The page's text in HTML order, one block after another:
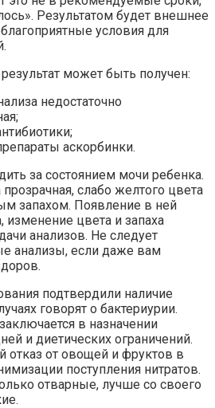
Результатом будет внешнее
условия для
может быть получен:
недостаточно
аскорбинки.
за состоянием мочи ребенка.
слабо желтого цвета
запахом. Появление в ней
изменение цвета и запаха
анализов. Не следует
анализы, если даже вам
подтвердили наличие
говорят о бактериурии.
в назначении
и диетических ограничений.
от овощей и фруктов в
поступления нитратов.
отварные, лучше со своего